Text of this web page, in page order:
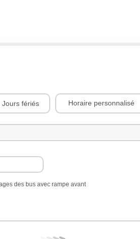
Jours fériés Horaire personnalisé
des bus avec rampe avant